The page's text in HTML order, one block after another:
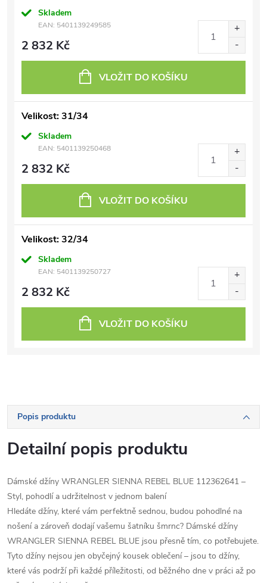
Skladem
EAN: 5401139249585
2 832 Kč
VLOŽIT DO KOŠÍKU
Velikost: 31/34
Skladem
EAN: 5401139250468
2 832 Kč
VLOŽIT DO KOŠÍKU
Velikost: 32/34
Skladem
EAN: 5401139250727
2 832 Kč
VLOŽIT DO KOŠÍKU
Popis produktu
Detailní popis produktu
Dámské džíny WRANGLER SIENNA REBEL BLUE 112362641 –
Styl, pohodlí a udržitelnost v jednom balení
Hledáte džíny, které vám perfektně sednou, budou pohodlné na
nošení a zároveň dodají vašemu šatníku šmrnc? Dámské džíny
WRANGLER SIENNA REBEL BLUE jsou přesně tím, co potřebujete.
Tyto džíny nejsou jen obyčejný kousek oblečení – jsou to džíny,
které vás podrží při každé příležitosti, od běžného dne v práci až po